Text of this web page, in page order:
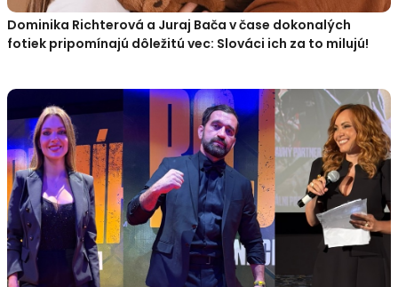
Dominika Richterová a Juraj Bača v čase dokonalých
fotiek pripomínajú dôležitú vec: Slováci ich za to milujú!